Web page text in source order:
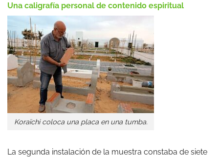
Una caligrafía personal de contenido espiritual
Koraïchi coloca una placa en una tumba.
La segunda instalación de la muestra constaba de siete